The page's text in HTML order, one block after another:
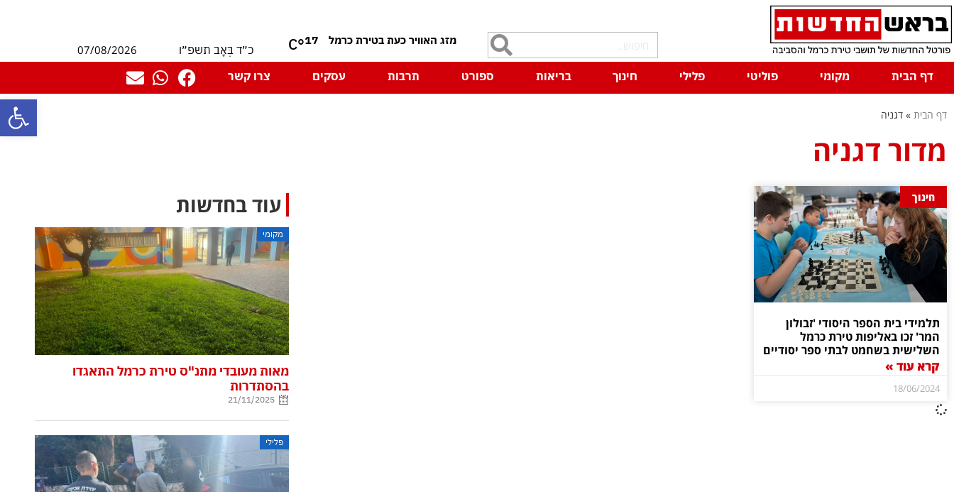
פתח
17
°C כ״ד בְּאָב תשפ״ו
07/08/2026
דף הבית
מקומי פוליטי פלילי חינוך בריאות ספורט תרבות עסקים צרו קשר
דף הבית » דגניה
מדור דגניה
חינוך
תלמידי בית הספר היסודי 'זבולון
המר' זכו באליפות טירת כרמל
השלישית בשחמט לבתי ספר יסודיים
קרא עוד »
18/06/2024
עוד בחדשות
מקומי
מאות מעובדי מתנ"ס טירת כרמל התאגדו
בהסתדרות
21/11/2025
פלילי